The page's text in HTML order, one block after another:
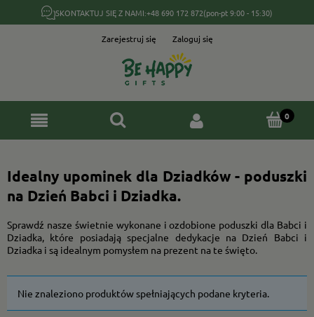
SKONTAKTUJ SIĘ Z NAMI:+48 690 172 872(pon-pt 9:00 - 15:30)
Zarejestruj się Zaloguj się
Idealny upominek dla Dziadków - poduszki
na Dzień Babci i Dziadka.
Sprawdź nasze świetnie wykonane i ozdobione poduszki dla Babci i
Dziadka, które posiadają specjalne dedykacje na Dzień Babci i
Dziadka i są idealnym pomysłem na prezent na te święto.
Nie znaleziono produktów spełniających podane kryteria.